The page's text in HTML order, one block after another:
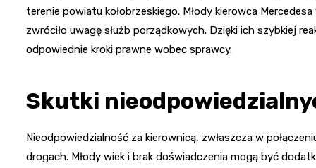
terenie powiatu kołobrzeskiego. Młody kierowca
zwróciło uwagę służb porządkowych. Dzięki ich szybkiej
odpowiednie kroki prawne wobec sprawcy.
Skutki
Nieodpowiedzialność za kierownicą, zwłaszcza w
drogach. Młody wiek i brak doświadczenia mogą być